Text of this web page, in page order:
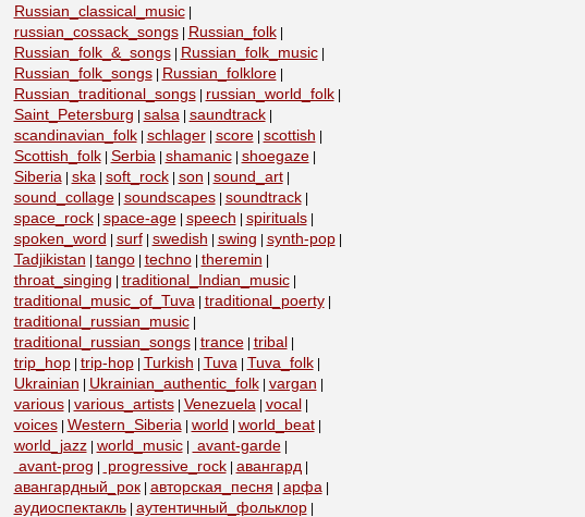
Russian_classical_music|
russian_cossack_songs| Russian_folk|
Russian_folk_&_songs| Russian_folk_music|
Russian_folk_songs| Russian_folklore|
Russian_traditional_songs| russian_world_folk|
Saint_Petersburg salsa| saundtrack|
scandinavian_folk| schlager| score| scottish
Scottish_folk| Serbia| shamanic| shoegaze|
Siberia| ska| soft_rock| son sound_art|
sound_collage| soundscapes| soundtrack|
space_rock| space-age| speech spirituals|
spoken_word surf| swedish swing synth-pop|
Tadjikistan tango| techno| theremin
throat_singing traditional_Indian_music|
traditional_music_of_Tuva| traditional_poerty|
traditional_russian_music|
traditional_russian_songs| trance| tribal
trip_hop| trip-hop| Turkish Tuva| Tuva_folk|
Ukrainian Ukrainian_authentic_folk| vargan
various| various_artists| Venezuela| vocal
voices| Western_Siberia| world world_beat|
world_jazz| world_music| avant-garde|
avant-prog progressive_rock| авангард|
авангардный_рок| авторская_песня арфа|
аудиоспектакль| аутентичный_фольклор|